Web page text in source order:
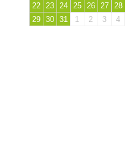
22
23 24 25 26 27
28
29
30 31 1 2 3 4